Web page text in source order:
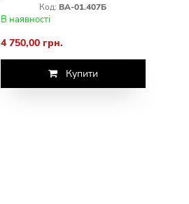
Код: ВА-01.407Б
В наявності
4 750,00 грн.
Купити